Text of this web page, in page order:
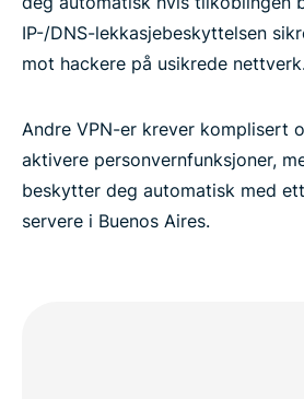
IP-/DNS-lekkasjebeskyttelsen
mot hackere på usikrede
Andre VPN-er krever komplisert
aktivere personvernfunksjoner,
beskytter deg automatisk med
servere i Buenos Aires.